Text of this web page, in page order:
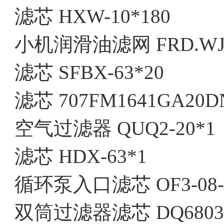
滤芯 HXW-10*180
小机润滑油滤网
滤芯 SFBX-63*20
滤芯
空气过滤器 QUQ2-20*1
滤芯 HDX-63*1
循环泵入口滤芯 OF3-
双筒过滤器滤芯